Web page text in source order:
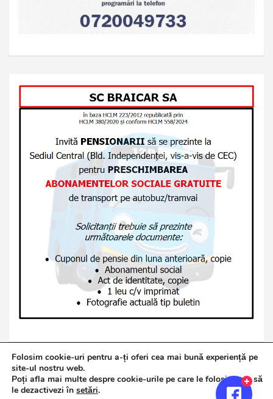
Copyright © 2026Jurnalul de Brăila
Folosim cookie-uri pentru a-ți oferi cea mai bună experiență pe
site-ul nostru web.
Poți afla mai multe despre cookie-urile pe care le folosim sau să
le dezactivezi în setări.